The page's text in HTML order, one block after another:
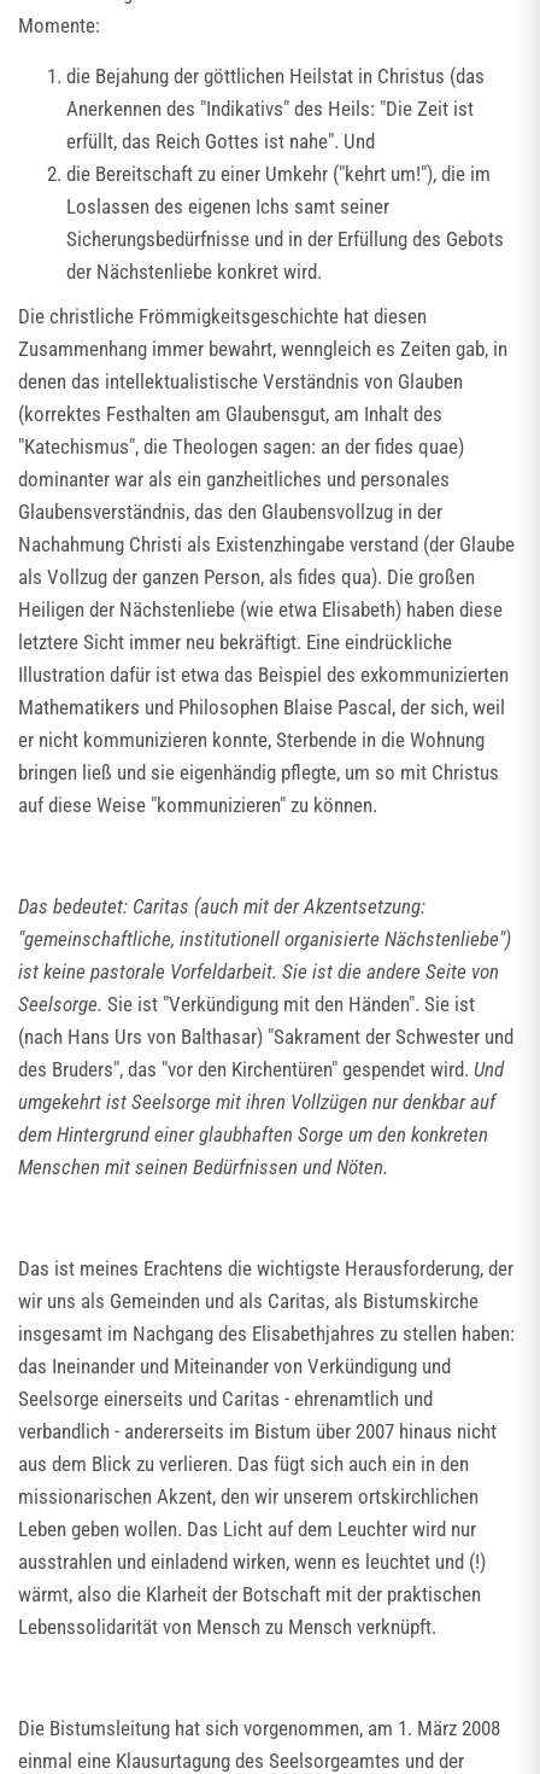
Momente:
die Bejahung der göttlichen Heilstat in Christus (das
Anerkennen des "Indikativs" des Heils: "Die Zeit ist
erfüllt, das Reich Gottes ist nahe". Und
die Bereitschaft zu einer Umkehr ("kehrt um!"), die im
Loslassen des eigenen Ichs samt seiner
Sicherungsbedürfnisse und in der Erfüllung des Gebots
der Nächstenliebe konkret wird.
Die christliche Frömmigkeitsgeschichte hat diesen
Zusammenhang immer bewahrt, wenngleich es Zeiten gab, in
denen das intellektualistische Verständnis von Glauben
(korrektes Festhalten am Glaubensgut, am Inhalt des
"Katechismus", die Theologen sagen: an der fides quae)
dominanter war als ein ganzheitliches und personales
Glaubensverständnis, das den Glaubensvollzug in der
Nachahmung Christi als Existenzhingabe verstand (der Glaube
als Vollzug der ganzen Person, als fides qua). Die großen
Heiligen der Nächstenliebe (wie etwa Elisabeth) haben diese
letztere Sicht immer neu bekräftigt. Eine eindrückliche
Illustration dafür ist etwa das Beispiel des exkommunizierten
Mathematikers und Philosophen Blaise Pascal, der sich, weil
er nicht kommunizieren konnte, Sterbende in die Wohnung
bringen ließ und sie eigenhändig pflegte, um so mit Christus
auf diese Weise "kommunizieren" zu können.
Das bedeutet: Caritas (auch mit der Akzentsetzung:
"gemeinschaftliche, institutionell organisierte Nächstenliebe")
ist keine pastorale Vorfeldarbeit. Sie ist die andere Seite von
Seelsorge. Sie ist "Verkündigung mit den Händen". Sie ist
(nach Hans Urs von Balthasar) "Sakrament der Schwester und
des Bruders", das "vor den Kirchentüren" gespendet wird. Und
umgekehrt ist Seelsorge mit ihren Vollzügen nur denkbar auf
dem Hintergrund einer glaubhaften Sorge um den konkreten
Menschen mit seinen Bedürfnissen und Nöten.
Das ist meines Erachtens die wichtigste Herausforderung, der
wir uns als Gemeinden und als Caritas, als Bistumskirche
insgesamt im Nachgang des Elisabethjahres zu stellen haben:
das Ineinander und Miteinander von Verkündigung und
Seelsorge einerseits und Caritas - ehrenamtlich und
verbandlich - andererseits im Bistum über 2007 hinaus nicht
aus dem Blick zu verlieren. Das fügt sich auch ein in den
missionarischen Akzent, den wir unserem ortskirchlichen
Leben geben wollen. Das Licht auf dem Leuchter wird nur
ausstrahlen und einladend wirken, wenn es leuchtet und (!)
wärmt, also die Klarheit der Botschaft mit der praktischen
Lebenssolidarität von Mensch zu Mensch verknüpft.
Die Bistumsleitung hat sich vorgenommen, am 1. März 2008
einmal eine Klausurtagung des Seelsorgeamtes und der